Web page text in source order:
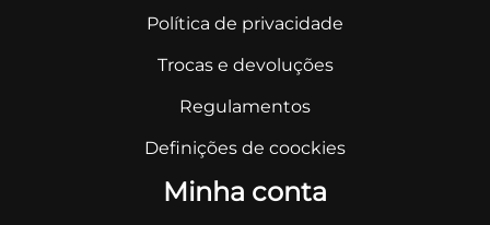
Política de privacidade
Trocas e devoluções
Regulamentos
Definições de coockies
Minha conta